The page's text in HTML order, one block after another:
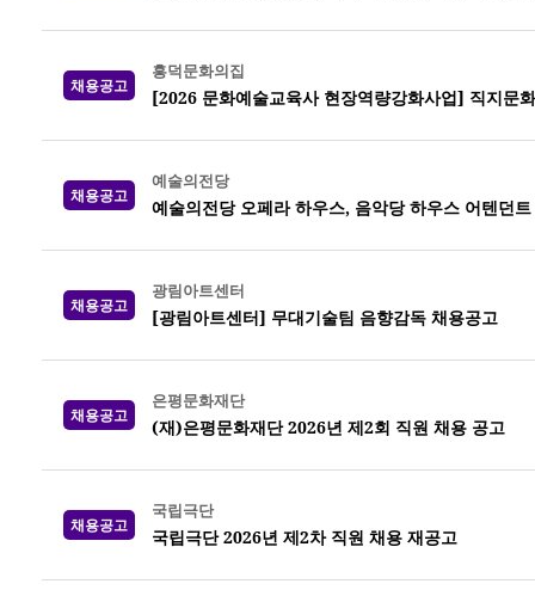
채용공고
흥덕문화의집
[2026 문화예술교육사 현장역량강화사업] 직지문
채용공고
예술의전당
예술의전당 오페라 하우스, 음악당 하우스 어텐던
채용공고
광림아트센터
[광림아트센터] 무대기술팀 음향감독 채용공고
채용공고
은평문화재단
(재)은평문화재단 2026년 제2회 직원 채용 공고
채용공고
국립극단
국립극단 2026년 제2차 직원 채용 재공고